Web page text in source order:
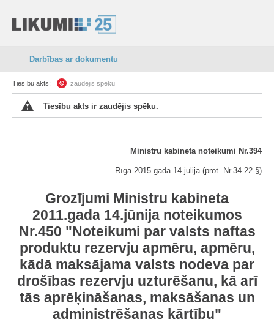
Darbības ar dokumentu
Tiesību akts: zaudējis spēku
Tiesību akts ir zaudējis spēku.
Ministru kabineta noteikumi Nr.394
Rīgā 2015.gada 14.jūlijā (prot. Nr.34 22.§)
Grozījumi Ministru kabineta
2011.gada 14.jūnija noteikumos
Nr.450 "Noteikumi par valsts naftas
produktu rezervju apmēru, apmēru,
kādā maksājama valsts nodeva par
drošības rezervju uzturēšanu, kā arī
tās aprēķināšanas, maksāšanas un
administrēšanas kārtību"